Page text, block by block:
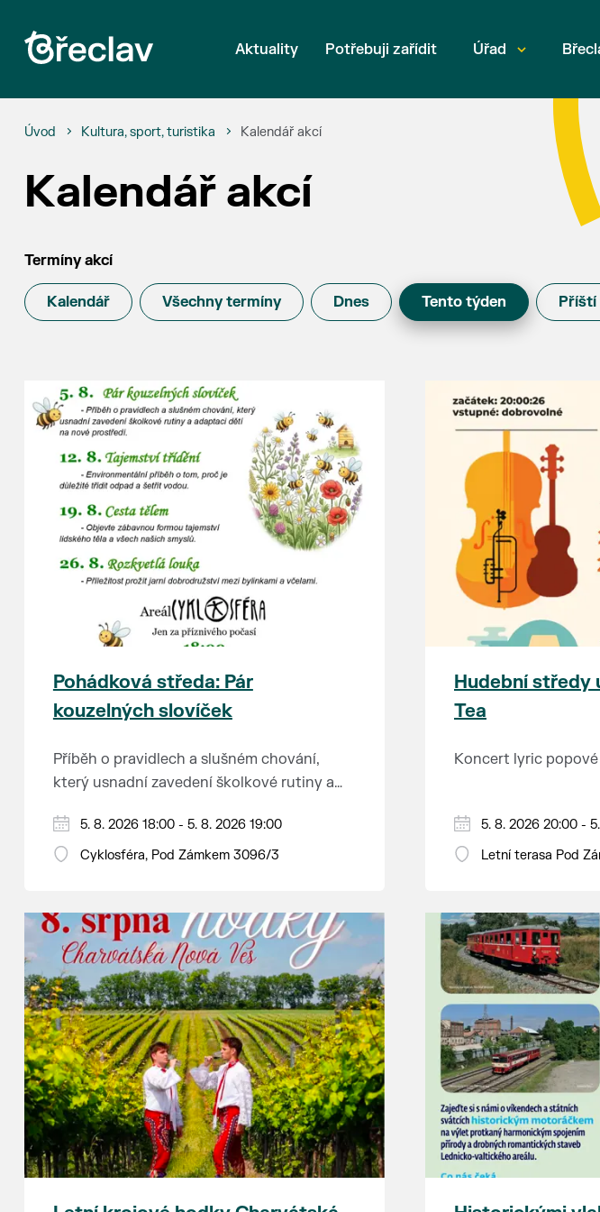
Aktuality Potřebuji zařídit Úřad
Úvod Kultura, sport, turistika Kalendář akcí
Kalendář akcí
Termíny akcí
Kalendář Všechny termíny Dnes Tento týden Příští
Pohádková středa: Pár
kouzelných slovíček
Příběh o pravidlech a slušném chování,
který usnadní zavedení školkové rutiny a
Hraje se jen za příznivého počasí.
Vstupné dobrovolné.
5. 8. 2026 18:00 - 5. 8. 2026 19:00
Cyklosféra, Pod Zámkem 3096/3
Hudební středy
Tea
Koncert lyric popové
5. 8. 2026 20:00 -
Letní terasa Pod